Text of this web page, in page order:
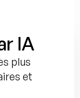
IA
plus
et